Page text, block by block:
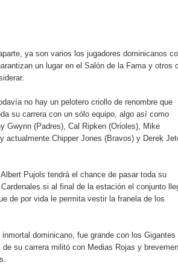
dominicana más taquillera del
ejecutiva de Fiduciaria Reservas
Este en La Romana
en la segunda edición del Summit
álbum, renovación de su equipo y
Núñez y su “Bipolarband” a Hard
impulsando la seguridad alimentaria
ya son varios los jugadores dominicanos
un lugar en el Salón de la Fama y otros
no hay un pelotero criollo de renombre que
su carrera con un sólo equipo, algo así como
Gwynn (Padres), Cal Ripken (Orioles), Mike
actualmente Chipper Jones (Bravos) y Derek
Pujols tendrá el chance de pasar toda su
si al final de la estación el conjunto
de por vida le permita vestir la franela de los
inmortal dominicano, fue grande con los Gigantes
de su carrera militó con Medias Rojas y